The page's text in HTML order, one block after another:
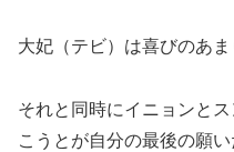
大妃（テビ）は喜びのあま
それと同時にイニョンと
こうとが自分の最後の願い